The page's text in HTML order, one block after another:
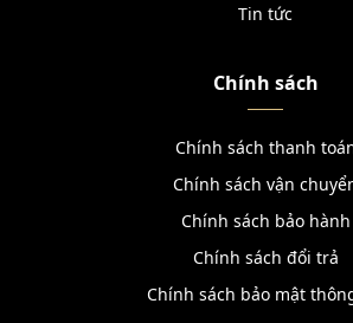
Tin tức
Chính sách
Chính sách thanh
Chính sách vận
Chính sách bảo hành
Chính sách đổi trả
Chính sách bảo mật